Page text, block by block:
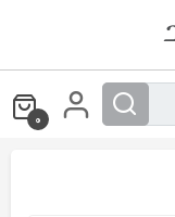
0